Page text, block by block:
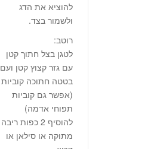
להוציא את הדג
ולשמור בצד.
רוטב:
לטגן בצל חתוך קטן
עם גזר קצוץ קטן ועם
בטטה חתוכה קוביות
(אפשר גם קוביות
תפוחי אדמה)
להוסיף 2 כפות ריבה
מתוקה או סילאן או